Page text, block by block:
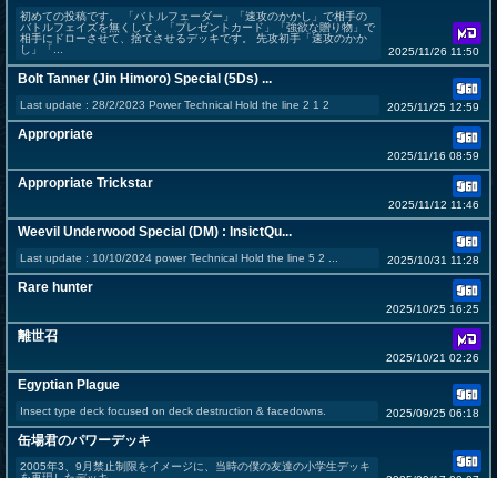
初めての投稿です。 「バトルフェーダー」「速攻のかかし」で相手の
バトルフェイズを無くして、「プレゼントカード」「強欲な贈り物」で
相手にドローさせて、捨てさせるデッキです。 先攻初手「速攻のかか
し」「...
2025/11/26 11:50
Bolt Tanner (Jin Himoro) Special (5Ds) ...
Last update : 28/2/2023 Power Technical Hold the line 2 1 2 2025/11/25 12:59
Appropriate
2025/11/16 08:59
Appropriate Trickstar
2025/11/12 11:46
Weevil Underwood Special (DM) : InsictQu...
Last update : 10/10/2024 power Technical Hold the line 5 2 ... 2025/10/31 11:28
Rare hunter
2025/10/25 16:25
離世召
2025/10/21 02:26
Egyptian Plague
Insect type deck focused on deck destruction & facedowns. 2025/09/25 06:18
缶場君のパワーデッキ
2005年3、9月禁止制限をイメージに、当時の僕の友達の小学生デッキ